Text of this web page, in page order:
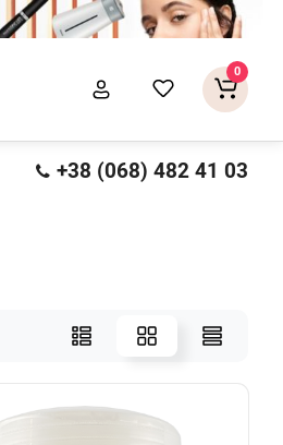
0
+38 (068) 482 41 03